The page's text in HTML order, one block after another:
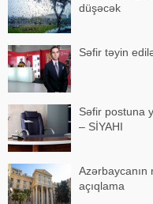
düşəcək
Səfir təyin
Səfir postuna
– SİYAHI
açıqlama